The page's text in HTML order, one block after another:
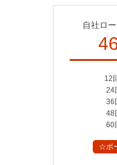
自社ロ
12
24
36
48
60
☆ボ